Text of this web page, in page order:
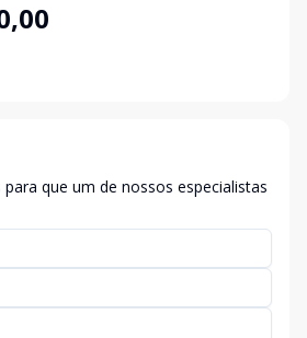
que um de nossos especialistas